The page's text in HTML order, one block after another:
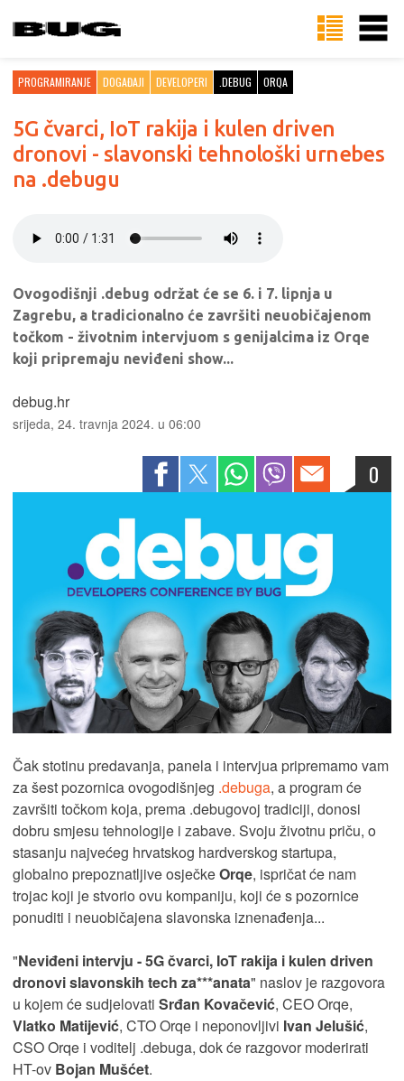
PROGRAMIRANJE DOGAĐAJI DEVELOPERI .DEBUG ORQA
5G čvarci, IoT rakija i kulen driven
dronovi - slavonski tehnološki urnebes
na .debugu
Ovogodišnji .debug održat će se 6. i 7. lipnja u
Zagrebu, a tradicionalno će završiti neuobičajenom
točkom - životnim intervjuom s genijalcima iz Orqe
koji pripremaju neviđeni show...
debug.hr
srijeda, 24. travnja 2024. u 06:00
0
Čak stotinu predavanja, panela i intervjua pripremamo vam
za šest pozornica ovogodišnjeg .debuga, a program će
završiti točkom koja, prema .debugovoj tradiciji, donosi
dobru smjesu tehnologije i zabave. Svoju životnu priču, o
stasanju najvećeg hrvatskog hardverskog startupa,
globalno prepoznatljive osječkeOrqe, ispričat će nam
trojac koji je stvorio ovu kompaniju, koji će s pozornice
ponuditi i neuobičajena slavonska iznenađenja...
"Neviđeni intervju - 5G čvarci, IoT rakija i kulen driven
dronovi slavonskih tech za***anata" naslov je razgovora
u kojem će sudjelovati Srđan Kovačević, CEO Orqe,
Vlatko Matijević, CTO Orqe i neponovljivi Ivan Jelušić,
CSO Orqe i voditelj .debuga, dok će razgovor moderirati
HT-ov Bojan Mušćet.